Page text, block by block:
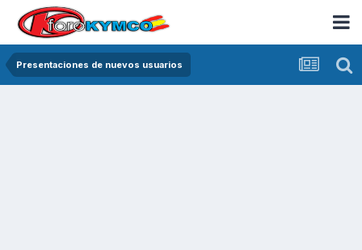
Presentaciones de nuevos usuarios